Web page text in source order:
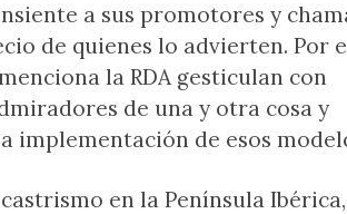
a sus promotores y
de quienes lo advierten. Por
la RDA gesticulan con
de una y otra cosa y
implementación de esos
en la Península